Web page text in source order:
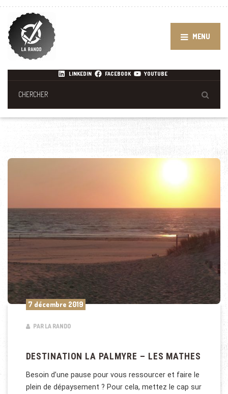
MENU
LINKEDIN FACEBOOK YOUTUBE
7 décembre 2019
PAR LA RANDO
DESTINATION LA PALMYRE – LES MATHES
Besoin d’une pause pour vous ressourcer et faire le
plein de dépaysement ? Pour cela, mettez le cap sur